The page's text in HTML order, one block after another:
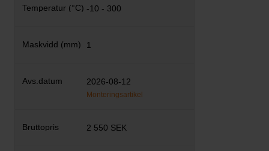
-10 - 300
1
2026-08-12
Monteringsartikel
2 550 SEK